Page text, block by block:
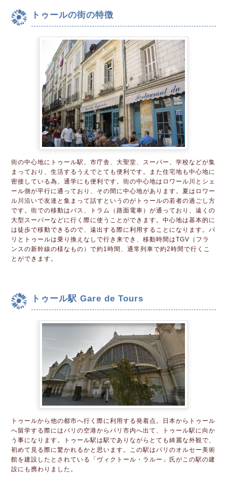
トゥールの街の特徴
街の中心地にトゥール駅、市庁舎、大聖堂、スーパー、学校などが集
まっており、生活するうえでとても便利です。また住宅地も中心地に
密接している為、通学にも便利です。街の中心地はロワール川とシェ
ール側が平行に通っており、その間に中心地があります。夏はロワー
ル川沿いで友達と集まって話すというのがトゥールの若者の過ごし方
です。街での移動はバス、トラム（路面電車）が通っており、遠くの
大型スーパーなどに行く際に使うことができます。中心地は基本的に
は徒歩で移動できるので、遠出する際に利用することになります。パ
リとトゥールは乗り換えなしで行き来でき、移動時間はTGV（フラ
ンスの新幹線の様なもの）で約1時間、通常列車で約2時間で行くこ
とができます。
トゥール駅 Gare de Tours
トゥールから他の都市へ行く際に利用する発着点。日本からトゥール
へ留学する際にはパリの空港からパリ市内へ出て、トゥール駅に向か
う事になります。トゥール駅は駅でありながらとても綺麗な外観で、
初めて見る際に驚かれるかと思います。この駅はパリのオルセー美術
館を建設したとされている「ヴィクトール・ラルー」氏がこの駅の建
設にも携わりました。